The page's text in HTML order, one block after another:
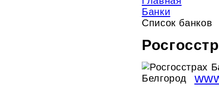
Банки
Список банков